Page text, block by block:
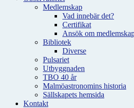
Medlemskap
Vad innebär det?
Certifikat
Ansök om
Bibliotek
Diverse
Pulsariet
Utbyggnaden
TBO 40 år
Malmöastronomins historia
Sällskapets hemsida
Kontakt